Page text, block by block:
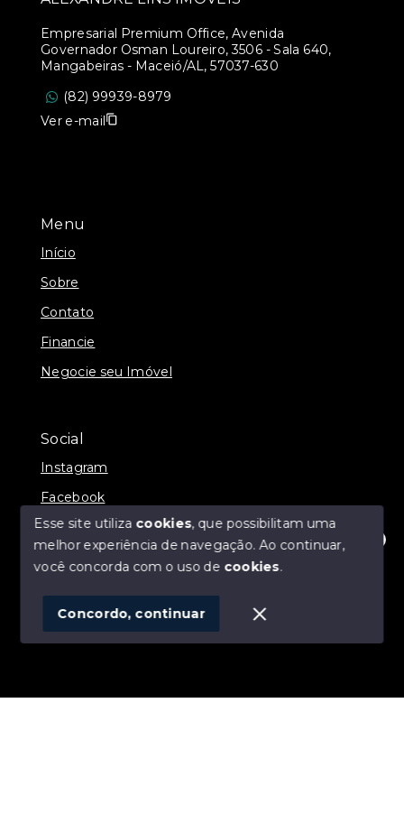
Olá! Estamos disponíveis para te ajudar.
Menu
Início
Sobre
Contato
Financie
Negocie seu Imóvel
Social
Instagram
Facebook
© Copyright 2026 - ALEXANDRE LINS IMÓVEIS -
SITE PARA IMOBILIARIA
Empresarial Premium Office, Avenida
Governador Osman Loureiro, 3506 - Sala 640,
Mangabeiras - Maceió/AL, 57037-630
(82) 99939-8979
Ver e-mail
Esse site utiliza cookies, que possibilitam uma
melhor experiência de navegação.Ao continuar,
você concorda com o uso de cookies.
Concordo, continuar